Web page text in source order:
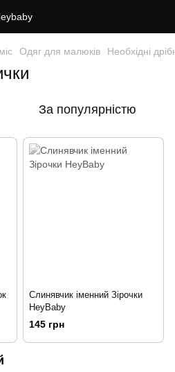
Одяг для малюків Необхідні
За популярністю
Слинявчик іменний Зірочки
HeyBaby
145 грн